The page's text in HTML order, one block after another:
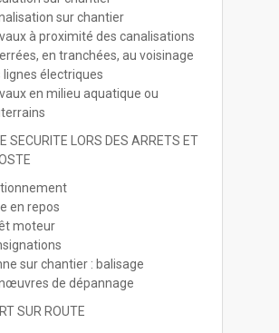
sur chantier
à proximité des canalisations
en tranchées, au voisinage
lignes électriques
en milieu aquatique ou
SECURITE LORS DES ARRETS ET
en repos
moteur
sur chantier : balisage
de dépannage
SUR ROUTE